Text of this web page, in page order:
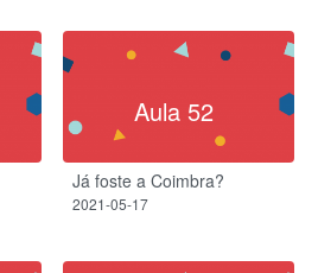
Aula 52
Já foste a Coimbra?
2021-05-17